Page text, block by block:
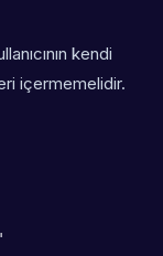
kendi
içermemelidir.